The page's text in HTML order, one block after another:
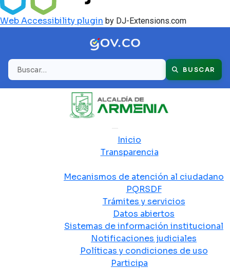
Web Accessibility plugin by DJ-Extensions.com
Buscar BUSCAR
Inicio
Transparencia
Mecanismos de atención al ciudadano
PQRSDF
Trámites y servicios
Datos abiertos
Sistemas de información institucional
Notificaciones judiciales
Políticas y condiciones de uso
Participa